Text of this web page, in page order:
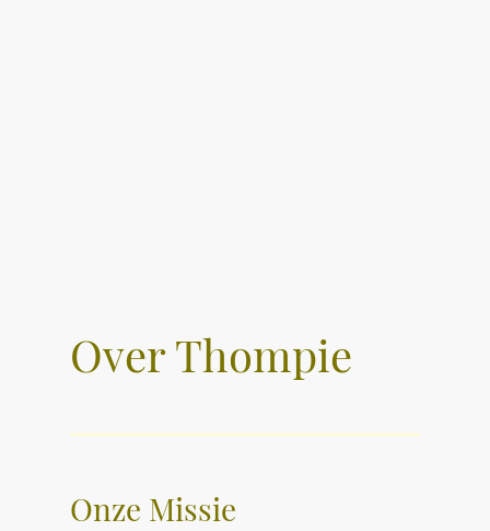
Over Thompie
Onze Missie